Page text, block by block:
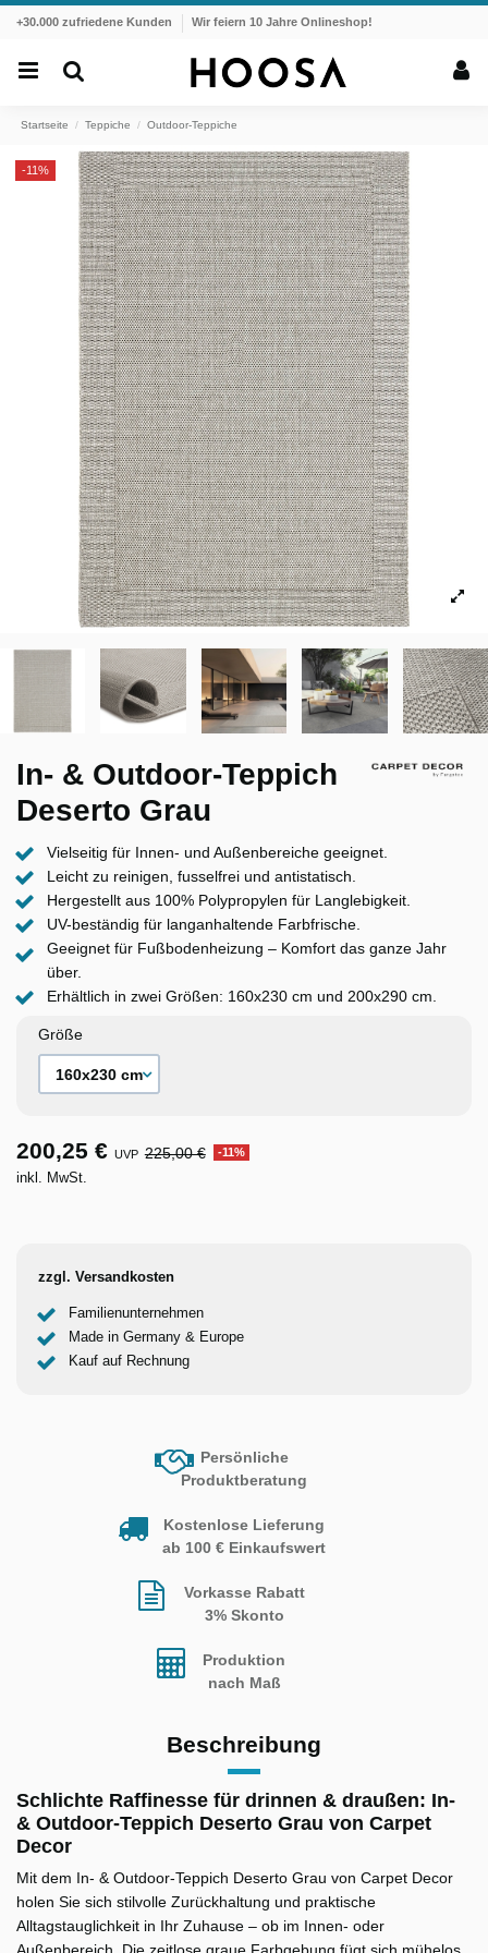
+30.000 zufriedene Kunden Wir feiern 10 Jahre Onlineshop!
Startseite Teppiche Outdoor-Teppiche
-11%
In- & Outdoor-Teppich
Deserto Grau
Vielseitig für Innen- und Außenbereiche geeignet.
Leicht zu reinigen, fusselfrei und antistatisch.
Hergestellt aus 100% Polypropylen für Langlebigkeit.
UV-beständig für langanhaltende Farbfrische.
Geeignet für Fußbodenheizung – Komfort das ganze Jahr
über.
Erhältlich in zwei Größen: 160x230 cm und 200x290 cm.
Größe
200,25 € UVP 225,00 € -11%
inkl. MwSt.
zzgl. Versandkosten
Familienunternehmen
Made in Germany & Europe
Kauf auf Rechnung
Persönliche
Produktberatung
Kostenlose Lieferung
ab 100 € Einkaufswert
Vorkasse Rabatt
3% Skonto
Produktion
nach Maß
Beschreibung
Schlichte Raffinesse für drinnen & draußen: In-
& Outdoor-Teppich Deserto Grau von Carpet
Decor
Mit dem In- & Outdoor-Teppich Deserto Grau von Carpet Decor
holen Sie sich stilvolle Zurückhaltung und praktische
Alltagstauglichkeit in Ihr Zuhause – ob im Innen- oder